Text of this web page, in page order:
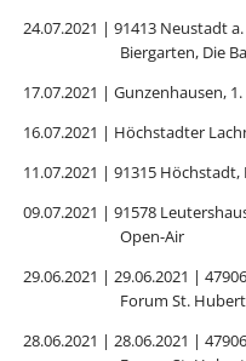
24.07.2021 | 91413 Neustadt
Biergarten, Die
17.07.2021 | Gunzenhausen,
16.07.2021 | Höchstadter
11.07.2021 | 91315
09.07.2021 | 91578
Open-Air
29.06.2021 | 29.06.2021 |
Forum St. Hubert
28.06.2021 | 28.06.2021 |